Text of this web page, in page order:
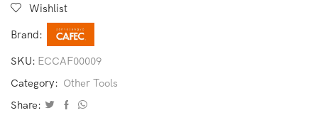
Wishlist
Brand:
SKU: ECCAF00009
Category: Other Tools
Share: